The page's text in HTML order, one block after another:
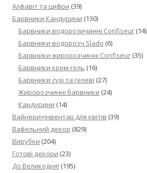
Алфавіт та цифри (39)
Барвники,Кандурини (130)
Барвники водорозичинні Confiseur (14)
Барвники водорозч Slado (6)
Барвники жиророзчинні Confiseur (35)
Барвники крем-гель (16)
Барвники сухі та гелеві (27)
Жиророзчинні барвники (24)
Кандурини (14)
Вайнери+інвентар для квітів (39)
Вафельний декор (829)
Вирубки (204)
Готові декори (23)
До Великодня! (195)